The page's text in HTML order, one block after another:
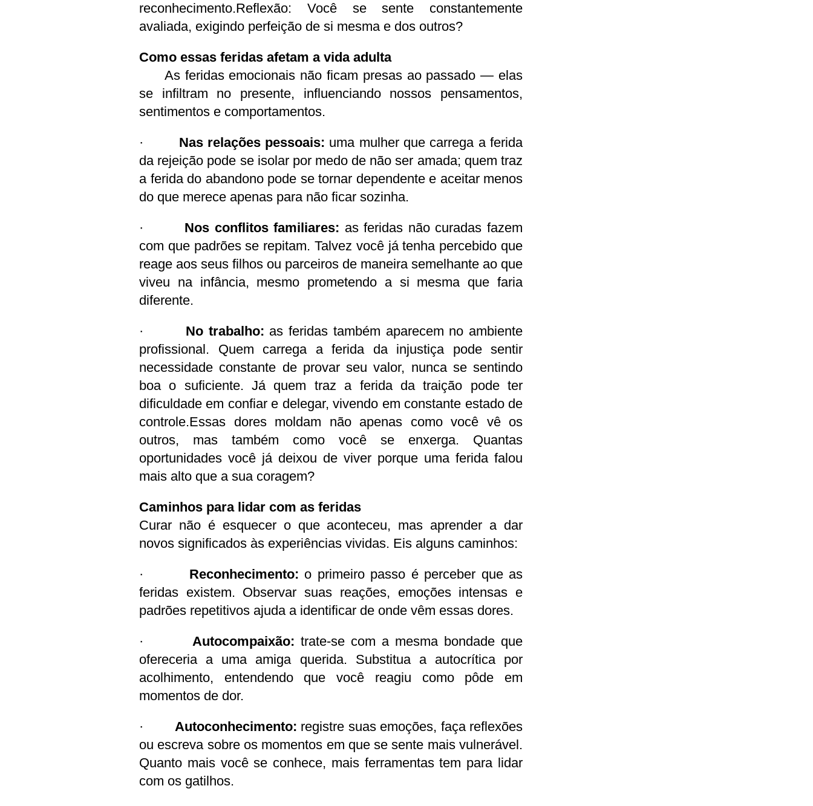
reconhecimento.Reflexão: Você se sente constantemente
avaliada, exigindo perfeição de si mesma e dos outros?
Como essas feridas afetam a vida adulta
se infiltram no presente, influenciando nossos pensamentos,
sentimentos e comportamentos.
· Nas relações pessoais: uma mulher que carrega a ferida
da rejeição pode se isolar por medo de não ser amada; quem traz
a ferida do abandono pode se tornar dependente e aceitar menos
do que merece apenas para não ficar sozinha.
· Nos conflitos familiares: as feridas não curadas fazem
com que padrões se repitam. Talvez você já tenha percebido que
reage aos seus filhos ou parceiros de maneira semelhante ao que
viveu na infância, mesmo prometendo a si mesma que faria
diferente.
· No trabalho: as feridas também aparecem no ambiente
profissional. Quem carrega a ferida da injustiça pode sentir
necessidade constante de provar seu valor, nunca se sentindo
boa o suficiente. Já quem traz a ferida da traição pode ter
dificuldade em confiar e delegar, vivendo em constante estado de
controle.Essas dores moldam não apenas como você vê os
outros, mas também como você se enxerga. Quantas
oportunidades você já deixou de viver porque uma ferida falou
mais alto que a sua coragem?
Caminhos para lidar com as feridas
Curar não é esquecer o que aconteceu, mas aprender a dar
novos significados às experiências vividas. Eis alguns caminhos:
· Reconhecimento: o primeiro passo é perceber que as
feridas existem. Observar suas reações, emoções intensas e
padrões repetitivos ajuda a identificar de onde vêm essas dores.
· Autocompaixão: trate-se com a mesma bondade que
ofereceria a uma amiga querida. Substitua a autocrítica por
acolhimento, entendendo que você reagiu como pôde em
momentos de dor.
· Autoconhecimento: registre suas emoções, faça reflexões
ou escreva sobre os momentos em que se sente mais vulnerável.
Quanto mais você se conhece, mais ferramentas tem para lidar
com os gatilhos.